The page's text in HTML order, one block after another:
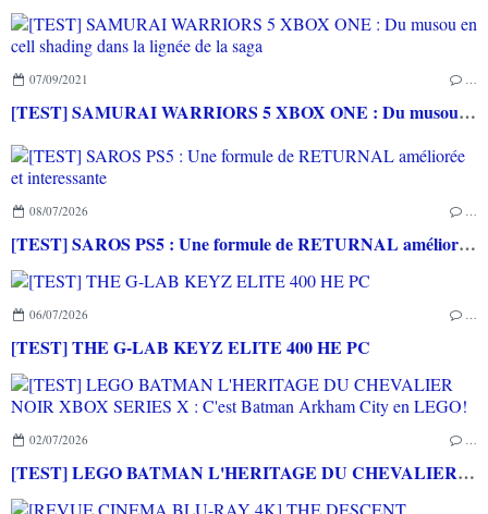
07/09/2021
[TEST] SAMURAI WARRIORS 5 XBOX ONE : Du musou en cell shading dans la lignée de la saga
08/07/2026
[TEST] SAROS PS5 : Une formule de RETURNAL améliorée et interessante
06/07/2026
[TEST] THE G-LAB KEYZ ELITE 400 HE PC
02/07/2026
[TEST] LEGO BATMAN L'HERITAGE DU CHEVALIER NOIR XBOX SERIES X : C'est Batman Arkham City en LEGO!